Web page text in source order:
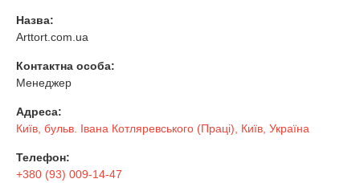
Назва:
Arttort.com.ua
Контактна особа:
Менеджер
Адреса:
Київ, бульв. Івана Котляревського (Праці), Київ, Україна
Телефон:
+380 (93) 009-14-47